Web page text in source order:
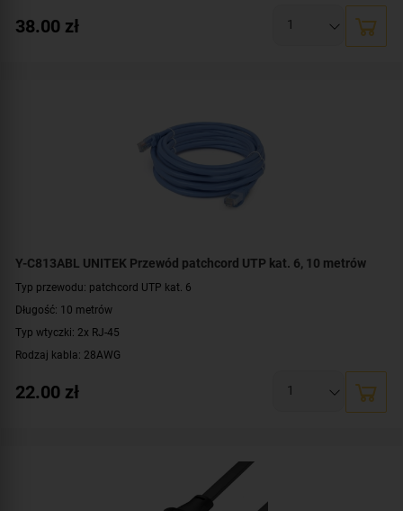
Prędkość: 10/100/1000 Mbit
38.00 zł
Y-C813ABL UNITEK Przewód patchcord UTP kat. 6, 10 metrów
Typ przewodu: patchcord UTP kat. 6
Długość: 10 metrów
Typ wtyczki: 2x RJ-45
Rodzaj kabla: 28AWG
Prędkość: 10/100/1000 Mbit
22.00 zł